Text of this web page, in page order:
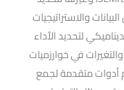
والاستراتيجيات
لتحديد الأداء
في خوارزميات
أدوات متقدمة لجمع